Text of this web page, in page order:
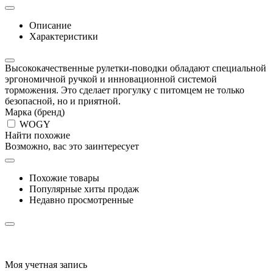
Описание
Характеристики
Высококачественные рулетки-поводки обладают специальной
эргономичной ручкой и инновационной системой
торможения. Это сделает прогулку с питомцем не только
безопасной, но и приятной.
Марка (бренд)
WOGY
Найти похожие
Возможно, вас это заинтересует
Похожие товары
Популярные хиты продаж
Недавно просмотренные
Моя учетная запись